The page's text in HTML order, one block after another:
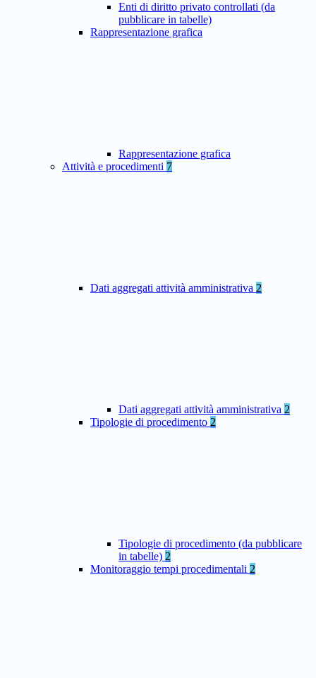
Enti di diritto privato controllati (da
pubblicare in tabelle)
Rappresentazione grafica
Rappresentazione grafica
Attività e procedimenti 7
Dati aggregati attività amministrativa 2
Dati aggregati attività amministrativa 2
Tipologie di procedimento 2
Tipologie di procedimento (da pubblicare
in tabelle) 2
Monitoraggio tempi procedimentali 2